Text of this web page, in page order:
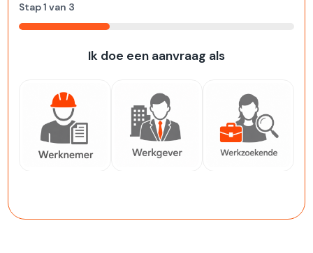
Stap1 van 3
33%
Ik doe een aanvraag als